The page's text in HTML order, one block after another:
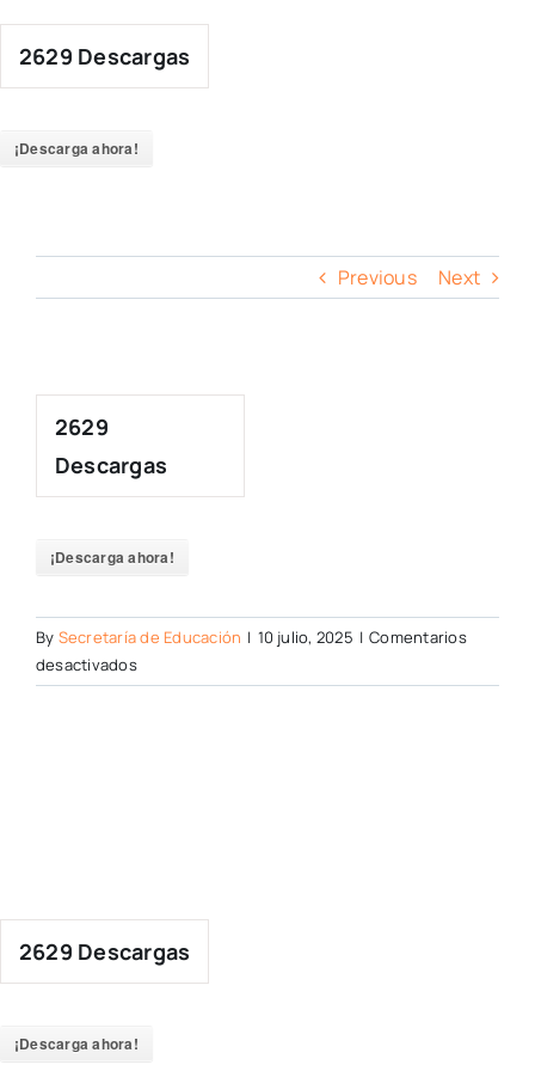
content
2629 Descargas
¡Descarga ahora!
Previous Next
2629
Descargas
¡Descarga ahora!
By Secretaría de Educación | 10 julio, 2025 | Comentarios
desactivadosen
2629 Descargas
¡Descarga ahora!